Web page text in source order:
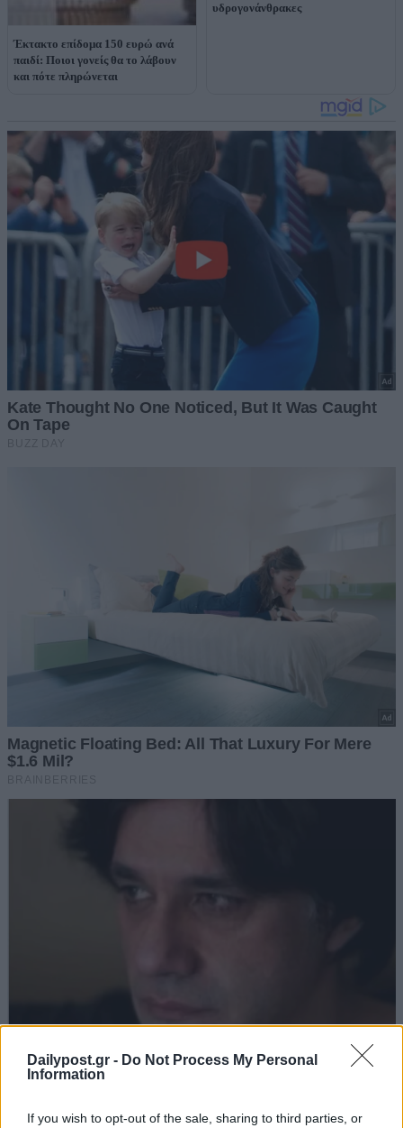
Dailypost.gr - Do Not Process My Personal
Information
If you wish to opt-out of the sale, sharing to third parties, or
Έκτακτο επίδομα 150 ευρώ ανά
παιδί: Ποιοι γονείς θα το λάβουν
και πότε πληρώνεται
υδρογονάνθρακες